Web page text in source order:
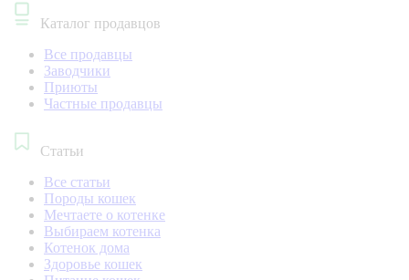
Каталог продавцов
Все продавцы
Заводчики
Приюты
Частные продавцы
Статьи
Все статьи
Породы кошек
Мечтаете о котенке
Выбираем котенка
Котенок дома
Здоровье кошек